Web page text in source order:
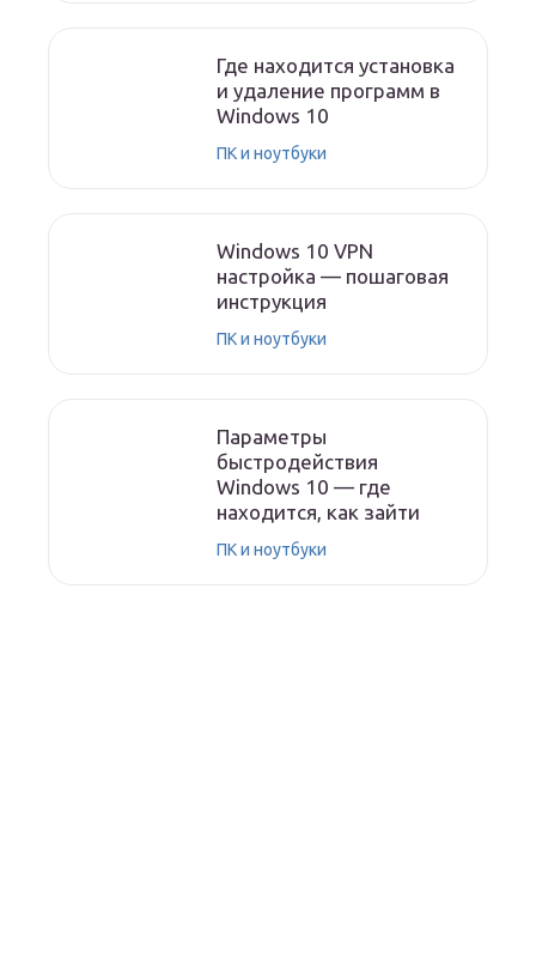
Где находится установка
и удаление программ в
Windows 10
ПК и ноутбуки
Windows 10 VPN
настройка — пошаговая
инструкция
ПК и ноутбуки
Параметры
быстродействия
Windows 10 — где
находится, как зайти
ПК и ноутбуки